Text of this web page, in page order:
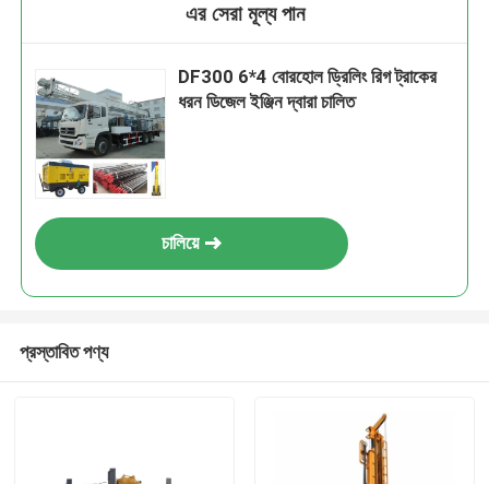
এর সেরা মূল্য পান
DF300 6*4 বোরহোল ড্রিলিং রিগ ট্রাকের
ধরন ডিজেল ইঞ্জিন দ্বারা চালিত
চালিয়ে
প্রস্তাবিত পণ্য